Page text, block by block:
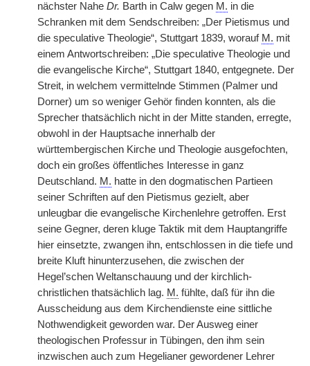
nächster Nahe Dr. Barth in Calw gegen M. in die
Schranken mit dem Sendschreiben: „Der Pietismus und
die speculative Theologie“, Stuttgart 1839, worauf M. mit
einem Antwortschreiben: „Die speculative Theologie und
die evangelische Kirche“, Stuttgart 1840, entgegnete. Der
Streit, in welchem vermittelnde Stimmen (Palmer und
Dorner) um so weniger Gehör finden konnten, als die
Sprecher thatsächlich nicht in der Mitte standen, erregte,
obwohl in der Hauptsache innerhalb der
württembergischen Kirche und Theologie ausgefochten,
doch ein großes öffentliches Interesse in ganz
Deutschland. M. hatte in den dogmatischen Partieen
seiner Schriften auf den Pietismus gezielt, aber
unleugbar die evangelische Kirchenlehre getroffen. Erst
seine Gegner, deren kluge Taktik mit dem Hauptangriffe
hier einsetzte, zwangen ihn, entschlossen in die tiefe und
breite Kluft hinunterzusehen, die zwischen der
Hegel’schen Weltanschauung und der kirchlich-
christlichen thatsächlich lag. M. fühlte, daß für ihn die
Ausscheidung aus dem Kirchendienste eine sittliche
Nothwendigkeit geworden war. Der Ausweg einer
theologischen Professur in Tübingen, den ihm sein
inzwischen auch zum Hegelianer gewordener Lehrer